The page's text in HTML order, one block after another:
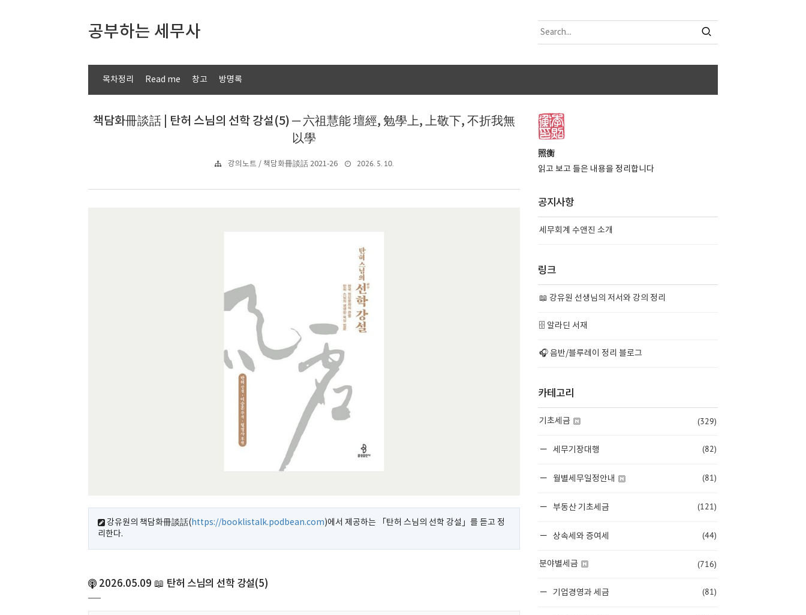
공부하는 세무사
목차정리 Read me 창고 방명록
책담화冊談話 | 탄허 스님의 선학 강설(5) ─ 六祖慧能 壇經, 勉學上, 上敬下, 不折我無
以學
강의노트 / 책담화冊談話 2021-26 2026. 5. 10.
강유원의 책담화冊談話( https://booklistalk.podbean.com)에서 제공하는 「탄허 스님의 선학 강설」를 듣고 정
리한다.
2026.05.09 📖 탄허 스님의 선학 강설(5)
照衡
읽고 보고 들은 내용을 정리합니다
공지사항
세무회계 수앤진 소개
링크
📖 강유원 선생님의 저서와 강의 정리
🗄️ 알라딘 서재
🎧 음반/블루레이 정리 블로그
카테고리
기초세금 (329)
세무기장대행 (82)
월별세무일정안내 (81)
부동산 기초세금 (121)
상속세와 증여세 (44)
분야별세금 (716)
기업경영과 세금 (81)